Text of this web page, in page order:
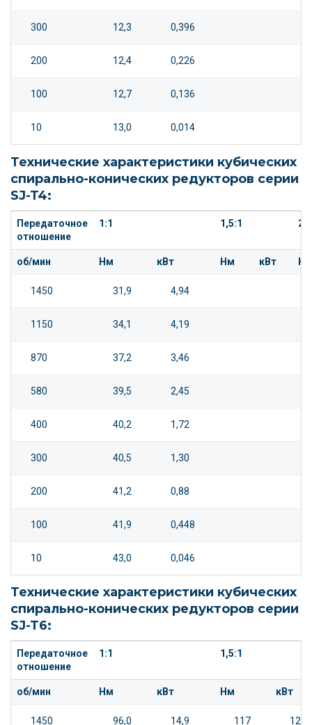
300 12,3 0,396
200 12,4 0,226
100 12,7 0,136
10 13,0 0,014
Технические характеристики кубических
спирально-конических редукторов серии
SJ-T4:
Передаточное
отношение
1:1 1,5:1 2:1
об/мин Нм кВт Нм кВт Нм
1450 31,9 4,94
1150 34,1 4,19
870 37,2 3,46
580 39,5 2,45
400 40,2 1,72
300 40,5 1,30
200 41,2 0,88
100 41,9 0,448
10 43,0 0,046
Технические характеристики кубических
спирально-конических редукторов серии
SJ-T6:
Передаточное
отношение
1:1 1,5:1
об/мин Нм кВт Нм кВт
1450 96,0 14,9 117 12,1